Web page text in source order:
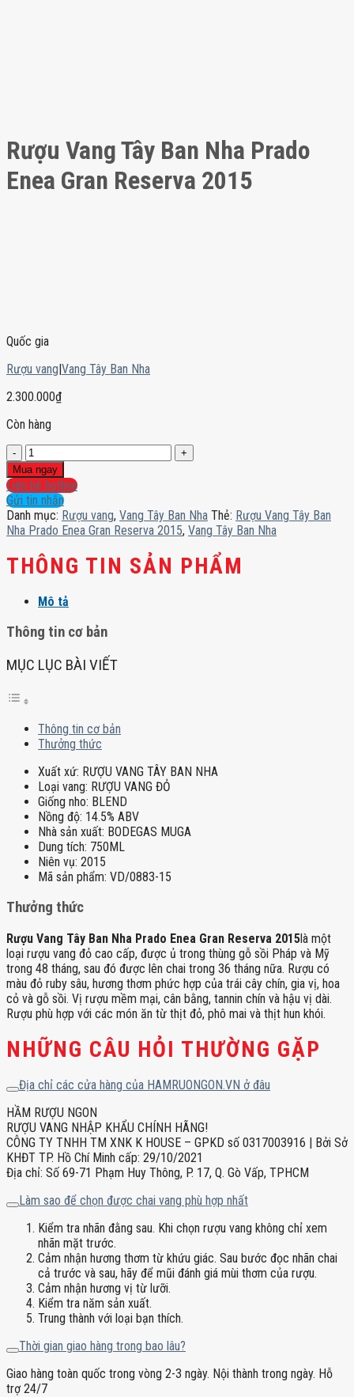
Rượu Vang Tây Ban Nha Prado
Enea Gran Reserva 2015
Quốc gia
Rượu vang|Vang Tây Ban Nha
2.300.000₫
Còn hàng
Rượu
Vang
Tây
Ban
Nha
Prado
Enea
Gran
Reserva
số
Mua ngay
Liên hệ hotline
Gửi tin nhắn
Danh mục: Rượu vang, Vang Tây Ban Nha Thẻ: Rượu Vang Tây Ban
Nha Prado Enea Gran Reserva 2015, Vang Tây Ban Nha
THÔNG TIN SẢN PHẨM
Mô tả
Thông tin cơ bản
MỤC LỤC BÀI VIẾT
Thông tin cơ bản
Thưởng thức
Xuất xứ: RƯỢU VANG TÂY BAN NHA
Loại vang: RƯỢU VANG ĐỎ
Giống nho: BLEND
Nồng độ: 14.5% ABV
Nhà sản xuất: BODEGAS MUGA
Dung tích: 750ML
Niên vụ: 2015
Mã sản phẩm: VD/0883-15
Thưởng thức
Rượu Vang Tây Ban Nha Prado Enea Gran Reserva 2015là một
loại rượu vang đỏ cao cấp, được ủ trong thùng gỗ sồi Pháp và Mỹ
trong 48 tháng, sau đó được lên chai trong 36 tháng nữa. Rượu có
màu đỏ ruby sâu, hương thơm phức hợp của trái cây chín, gia vị, hoa
cỏ và gỗ sồi. Vị rượu mềm mại, cân bằng, tannin chín và hậu vị dài.
Rượu phù hợp với các món ăn từ thịt đỏ, phô mai và thịt hun khói.
NHỮNG CÂU HỎI THƯỜNG GẶP
Địa chỉ các cửa hàng của HAMRUONGON.VN ở đâu
HẦM RƯỢU NGON
RƯỢU VANG NHẬP KHẨU CHÍNH HÃNG!
CÔNG TY TNHH TM XNK K HOUSE – GPKD số 0317003916 | Bởi Sở
KHĐT TP. Hồ Chí Minh cấp: 29/10/2021
Địa chỉ: Số 69-71 Phạm Huy Thông, P. 17, Q. Gò Vấp, TPHCM
Làm sao để chọn được chai vang phù hợp nhất
Kiểm tra nhãn đằng sau. Khi chọn rượu vang không chỉ xem
nhãn mặt trước.
Cảm nhận hương thơm từ khứu giác. Sau bước đọc nhãn chai
cả trước và sau, hãy để mũi đánh giá mùi thơm của rượu.
Cảm nhận hương vị từ lưỡi.
Kiểm tra năm sản xuất.
Trung thành với loại bạn thích.
Thời gian giao hàng trong bao lâu?
Giao hàng toàn quốc trong vòng 2-3 ngày. Nội thành trong ngày. Hỗ
trợ 24/7